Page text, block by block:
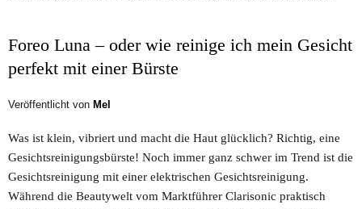
Foreo Luna – oder wie reinige ich mein Gesicht
perfekt mit einer Bürste
Veröffentlicht von Mel
Was ist klein, vibriert und macht die Haut glücklich? Richtig, eine
Gesichtsreinigungsbürste! Noch immer ganz schwer im Trend ist die
Gesichtsreinigung mit einer elektrischen Gesichtsreinigung.
Während die Beautywelt vom Marktführer Clarisonic praktisch